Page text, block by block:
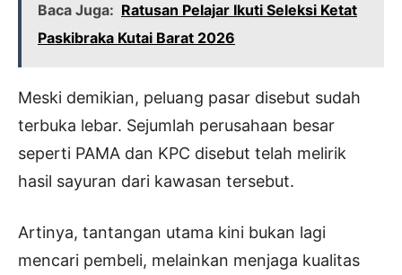
Baca Juga: Ratusan Pelajar Ikuti Seleksi Ketat
Paskibraka Kutai Barat 2026
Meski demikian, peluang pasar disebut sudah
terbuka lebar. Sejumlah perusahaan besar
seperti PAMA dan KPC disebut telah melirik
hasil sayuran dari kawasan tersebut.
Artinya, tantangan utama kini bukan lagi
mencari pembeli, melainkan menjaga kualitas